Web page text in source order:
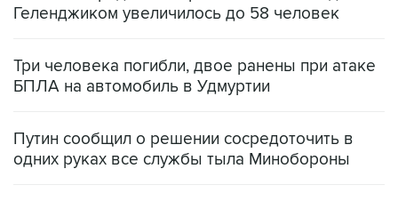
Геленджиком увеличилось до 58 человек
Три человека погибли, двое ранены при атаке
БПЛА на автомобиль в Удмуртии
Путин сообщил о решении сосредоточить в
одних руках все службы тыла Минобороны